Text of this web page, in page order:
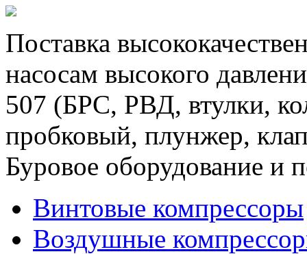
Поставка
насосам высокого
507 (БРС, РВД, втулки,
пробковый, плунжер,
Буровое оборудование и
Винтовые компрессоры
Воздушные